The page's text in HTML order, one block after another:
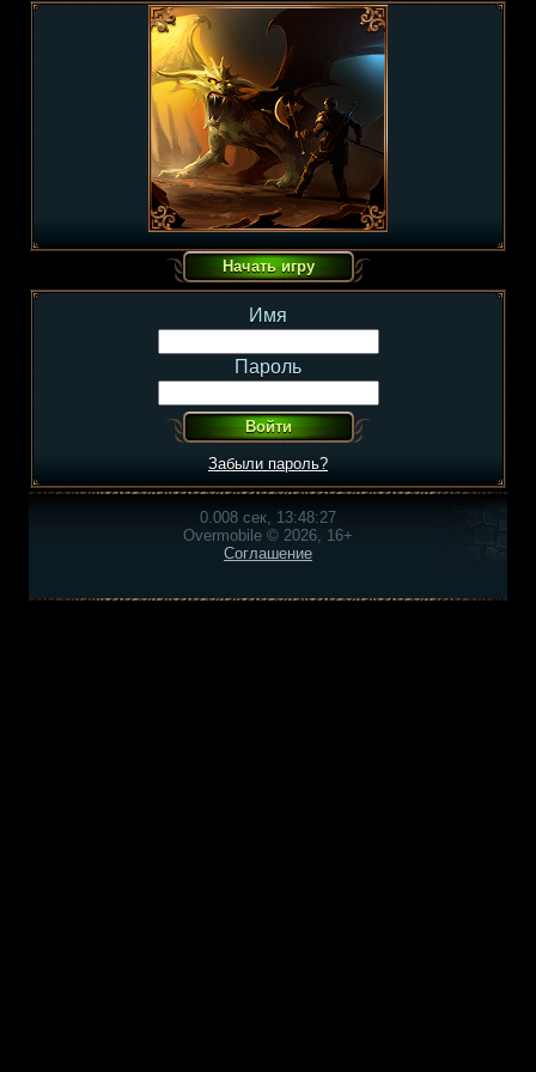
Имя
Пароль
Забыли пароль?
0.008 сек, 13:48:27
Overmobile © 2026, 16+
Соглашение